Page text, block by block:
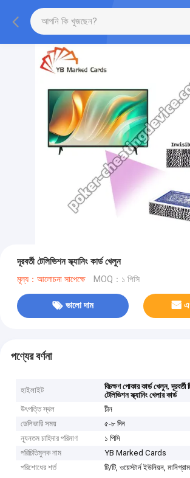
দূরবর্তী টেলিভিশন স্ক্যানিং কার্ড খেলুন
মূল্য：আলোচনা সাপেক্ষে MOQ：১ পিসি
ভালো দাম
পণ্যের বর্ণনা
হাইলাইট বিচক্ষণ পোকার কার্ড খেলুন,দূরবর্তী
টেলিভিশন স্ক্যানিং খেলার কার্ড
উৎপত্তি স্থল
চীন
ডেলিভারি সময়
৫-৮ দিন
ন্যূনতম চাহিদার পরিমাণ
১ পিসি
পরিচিতিমুলক নাম
YB Marked Cards
পরিশোধের শর্ত
টি/টি, ওয়েস্টার্ন ইউনিয়ন, মানিগ্রাম